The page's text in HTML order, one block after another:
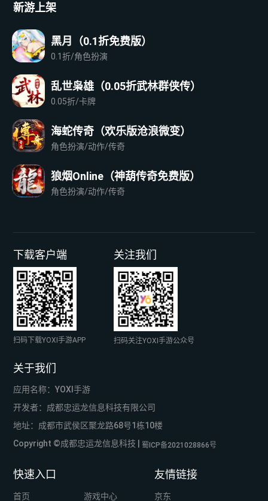
新游上架
黑月（0.1折免费版）
0.1折/角色扮演
乱世枭雄（0.05折武林群侠传）
0.05折/卡牌
海蛇传奇（欢乐版沧浪微变）
角色扮演/动作/传奇
狼烟Online（神葫传奇免费版）
角色扮演/动作/传奇
下载客户端
扫码下载YOXI手游APP
关注我们
扫码关注YOXI手游公众号
关于我们
应用名称：YOXI手游
开发者：成都忠运龙信息科技有限公司
地址：成都市武侯区聚龙路68号1栋10楼
Copyright ©成都忠运龙信息科技 |
蜀ICP备2021028866号
快速入口
首页 游戏中心
友情链接
京东